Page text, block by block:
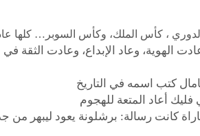
، كأس الملك، وكأس السوبر… كلها
الهوية، وعاد الإبداع، وعادت الثقة
كتب اسمه في التاريخ
كانت رسالة: برشلونة يعود ليبهر من